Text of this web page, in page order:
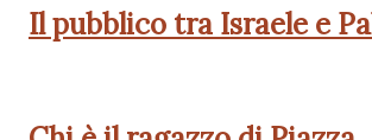
Il pubblico tra Israele e